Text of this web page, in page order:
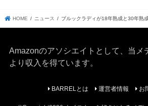
HOME ニュース ブルックラディが18年熟成と30年熟
Amazonのアソシエイトとして、当メ
より収入を得ています。
BARRELとは 運営者情報 お